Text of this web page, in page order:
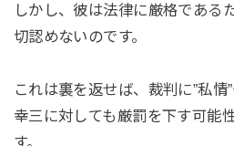
しかし、彼は法律に厳格である
切認めないのです。
これは裏を返せば、裁判に”私情
幸三に対しても厳罰を下す可能
す。